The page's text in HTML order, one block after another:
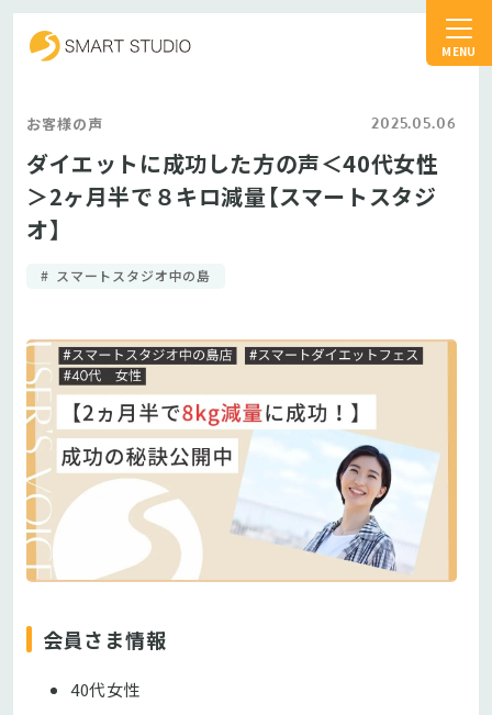
お客様の声 2025.05.06
ダイエットに成功した方の声＜40代女性
＞2ヶ月半で８キロ減量【スマートスタジ
オ】
スマートスタジオ中の島
会員さま情報
40代女性